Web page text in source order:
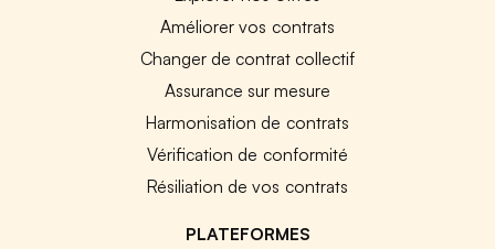
Améliorer vos contrats
Changer de contrat collectif
Assurance sur mesure
Harmonisation de contrats
Vérification de conformité
Résiliation de vos contrats
PLATEFORMES